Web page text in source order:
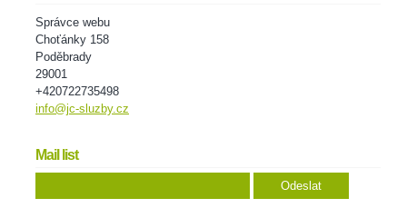
Správce webu
Choťánky 158
Poděbrady
29001
+420722735498
info@jc-sluzby.cz
Mail list